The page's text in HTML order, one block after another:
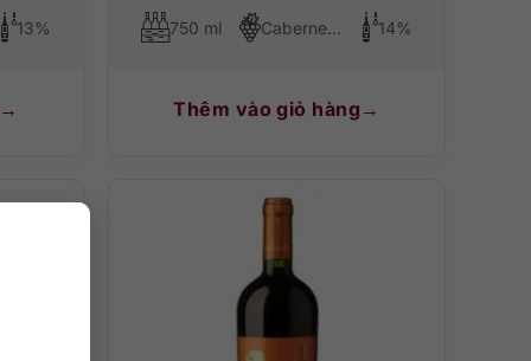
13% 750 ml Cabernet Sauvignon 14%
Thêm vào giỏ hàng